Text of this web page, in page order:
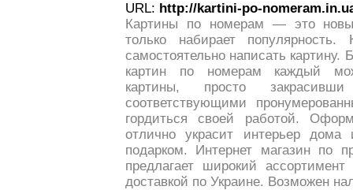
URL: http://kartini-po-
Картины по номерам — это
только набирает
самостоятельно написать картину.
картин по номерам каждый
картины, просто
соответствующими
гордиться своей работой.
отлично украсит интерьер
подарком. Интернет магазин по
предлагает широкий
доставкой по Украине. Возможен